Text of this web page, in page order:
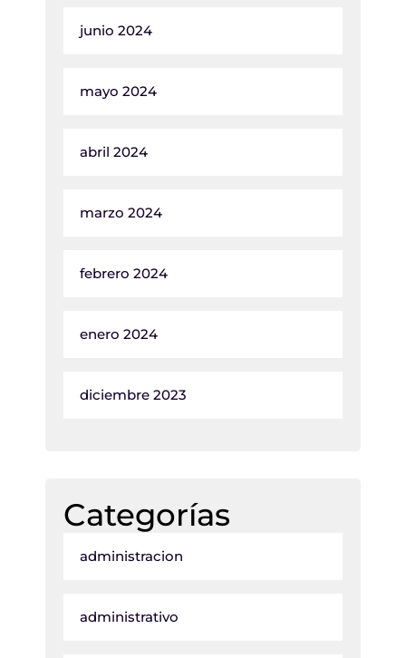
junio 2024
mayo 2024
abril 2024
marzo 2024
febrero 2024
enero 2024
diciembre 2023
Categorías
administracion
administrativo